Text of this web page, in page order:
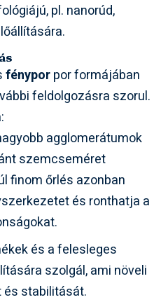
pl. nanorúd,
fényporpor formájában
feldolgozásra szorul.
agglomerátumok
szemcseméret
finom őrlés azonban
és ronthatja a
és a felesleges
szolgál, ami növeli
stabilitását.